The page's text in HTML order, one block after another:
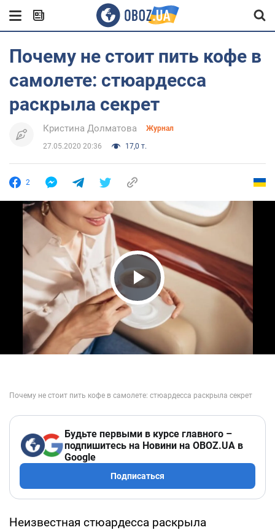
Почему не стоит пить кофе в
самолете: стюардесса
раскрыла секрет
Кристина Долматова Журнал
27.05.2020 20:36 17,0 т.
2
Play Video
Будьте первыми в курсе главного –
подпишитесь на Новини на OBOZ.UA в
Google
Подписаться
Неизвестная стюардесса раскрыла